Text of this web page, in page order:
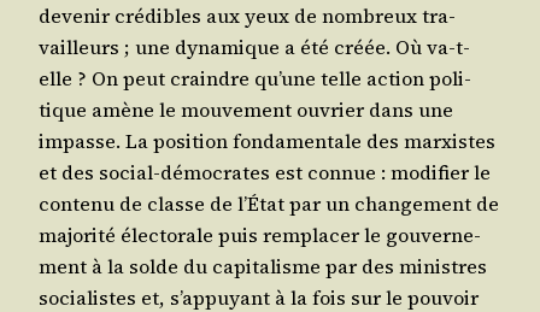
deve­nir cré­dibles aux yeux de nom­breux tra­
vailleurs ; une dyna­mique a été créée. Où va-t-
elle ? On peut craindre qu’une telle action poli­
tique amène le mou­ve­ment ouvrier dans une
impasse. La posi­tion fon­da­men­tale des mar­xistes
et des social-démo­crates est connue : modi­fier le
conte­nu de classe de l’État par un chan­ge­ment de
majo­ri­té élec­to­rale puis rem­pla­cer le gou­ver­ne­
ment à la solde du capi­ta­lisme par des ministres
socia­listes et, s’appuyant à la fois sur le pou­voir